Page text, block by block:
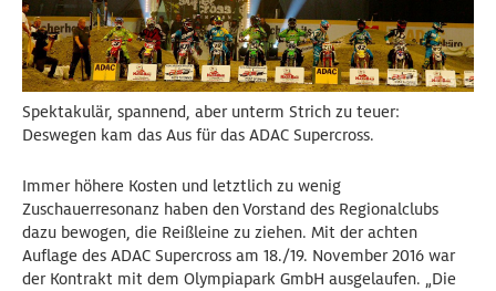
Spektakulär, spannend, aber unterm Strich zu teuer:
Deswegen kam das Aus für das ADAC Supercross.
Immer höhere Kosten und letztlich zu wenig
Zuschauerresonanz haben den Vorstand des Regionalclubs
dazu bewogen, die Reißleine zu ziehen. Mit der achten
Auflage des ADAC Supercross am 18./19. November 2016 war
der Kontrakt mit dem Olympiapark GmbH ausgelaufen. „Die